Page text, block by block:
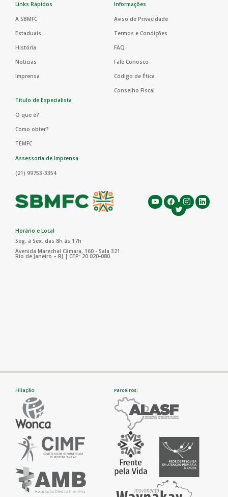
Links Rápidos
A SBMFC
Estaduais
História
Notícias
Imprensa
Informações
Aviso de Privacidade
Termos e Condições
FAQ
Fale Conosco
Código de Ética
Conselho Fiscal
Título de Especialista
O que é?
Como obter?
TEMFC
Assessoria de Imprensa
(21) 99753-3354
Horário e Local
Seg. à Sex. das 8h às 17h
Avenida Marechal Câmara, 160 - Sala 321
Rio de Janeiro – RJ | CEP: 20.020-080
Filiação: Parceiros: